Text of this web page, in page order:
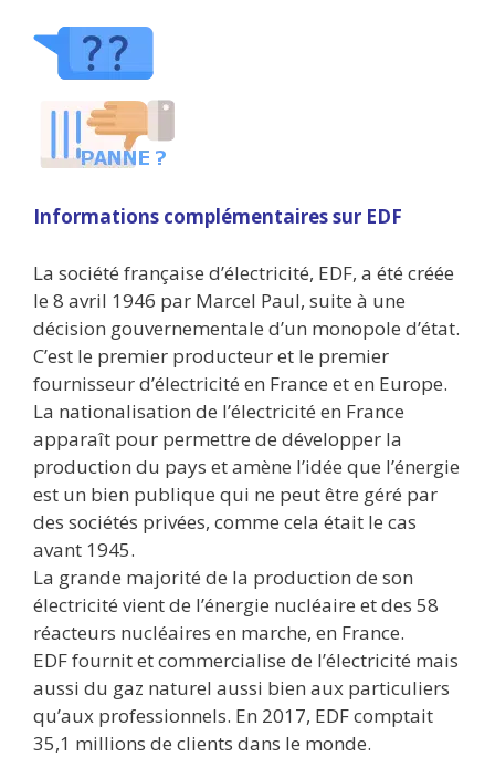
Informations complémentaires sur EDF
La société française d’électricité, EDF, a été créée
le 8 avril 1946 par Marcel Paul, suite à une
décision gouvernementale d’un monopole d’état.
C’est le premier producteur et le premier
fournisseur d’électricité en France et en Europe.
La nationalisation de l’électricité en France
apparaît pour permettre de développer la
production du pays et amène l’idée que l’énergie
est un bien publique qui ne peut être géré par
des sociétés privées, comme cela était le cas
avant 1945.
La grande majorité de la production de son
électricité vient de l’énergie nucléaire et des 58
réacteurs nucléaires en marche, en France.
EDF fournit et commercialise de l’électricité mais
aussi du gaz naturel aussi bien aux particuliers
qu’aux professionnels. En 2017, EDF comptait
35,1 millions de clients dans le monde.